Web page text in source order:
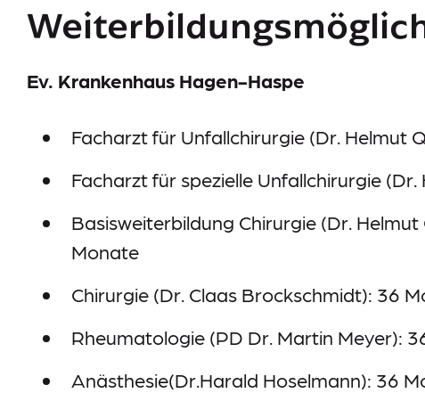
Ev. Krankenhaus Hagen-Haspe
Facharzt für Unfallchirurgie (Dr. Helmut
Facharzt für spezielle Unfallchirurgie
Basisweiterbildung Chirurgie (Dr.
Monate
Chirurgie (Dr. Claas Brockschmidt): 36
Rheumatologie (PD Dr. Martin Meyer):
Anästhesie(Dr.Harald Hoselmann): 36